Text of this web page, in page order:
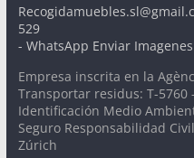
529
- WhatsApp Enviar
Empresa inscrita en la
Transportar residus: T-5760
Identificación Medio
Seguro Responsabilidad
Zúrich